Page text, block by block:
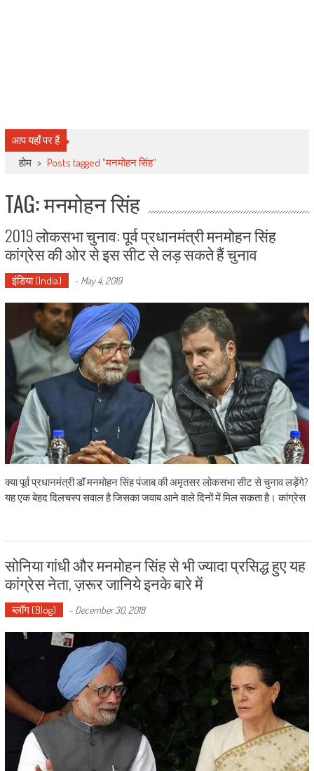
आप यहाँ पर हैं
होम > Posts tagged "मनमोहन सिंह"
TAG: मनमोहन सिंह
2019 लोकसभा चुनाव: पूर्व प्रधानमंत्री मनमोहन सिंह
कांग्रेस की ओर से इस सीट से लड़ सकते हैं चुनाव
इंडिया (India) - May 4, 2019
क्या पूर्व प्रधानमंत्री डॉ मनमोहन सिंह पंजाब की अमृतसर लोकसभा सीट से चुनाव लड़ेंगे?
यह एक बेहद दिलचस्प सवाल है जिसका जवाब आने वाले दिनों में मिल सकता है। कांग्रेस
सोनिया गांधी और मनमोहन सिंह से भी ज्यादा प्रसिद्ध हुए यह
कांग्रेस नेता, ज़रूर जानिये इनके बारे में
ब्लॉग (Blog) - December 30, 2018